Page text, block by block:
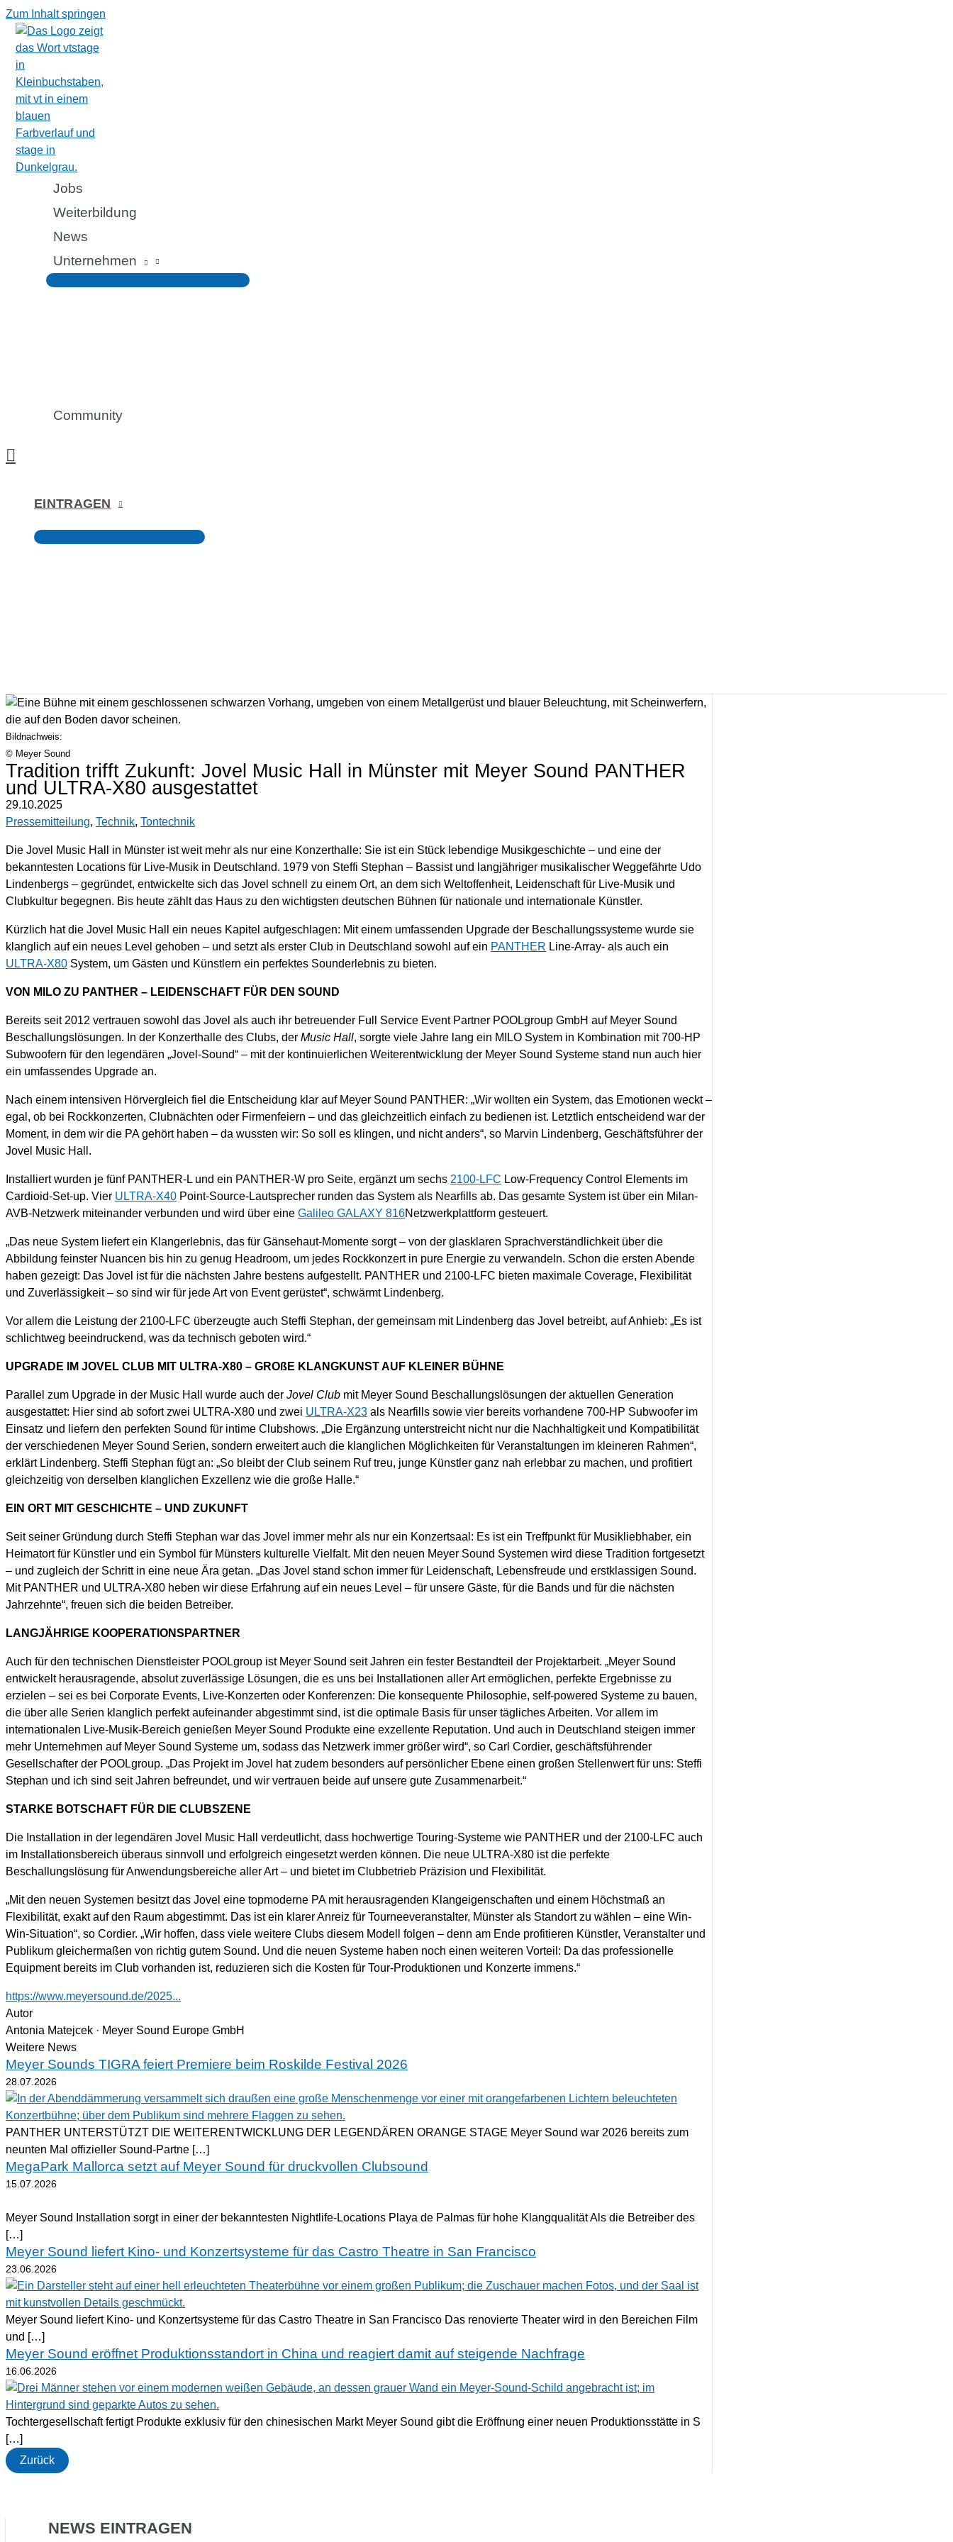
Zum Inhalt springen
Jobs
Weiterbildung
News
Unternehmen
Community
EINTRAGEN
Bildnachweis:
© Meyer Sound
Tradition trifft Zukunft: Jovel Music Hall in Münster mit Meyer Sound PANTHER
und ULTRA-X80 ausgestattet
29.10.2025
Pressemitteilung, Technik, Tontechnik
Die Jovel Music Hall in Münster ist weit mehr als nur eine Konzerthalle: Sie ist ein Stück lebendige Musikgeschichte – und eine der
bekanntesten Locations für Live-Musik in Deutschland. 1979 von Steffi Stephan – Bassist und langjähriger musikalischer Weggefährte Udo
Lindenbergs – gegründet, entwickelte sich das Jovel schnell zu einem Ort, an dem sich Weltoffenheit, Leidenschaft für Live-Musik und
Clubkultur begegnen. Bis heute zählt das Haus zu den wichtigsten deutschen Bühnen für nationale und internationale Künstler.
Kürzlich hat die Jovel Music Hall ein neues Kapitel aufgeschlagen: Mit einem umfassenden Upgrade der Beschallungssysteme wurde sie
klanglich auf ein neues Level gehoben – und setzt als erster Club in Deutschland sowohl auf ein PANTHER Line-Array- als auch ein
ULTRA-X80 System, um Gästen und Künstlern ein perfektes Sounderlebnis zu bieten.
VON MILO ZU PANTHER – LEIDENSCHAFT FÜR DEN SOUND
Bereits seit 2012 vertrauen sowohl das Jovel als auch ihr betreuender Full Service Event Partner POOLgroup GmbH auf Meyer Sound
Beschallungslösungen. In der Konzerthalle des Clubs, der Music Hall, sorgte viele Jahre lang ein MILO System in Kombination mit 700-HP
Subwoofern für den legendären „Jovel-Sound“ – mit der kontinuierlichen Weiterentwicklung der Meyer Sound Systeme stand nun auch hier
ein umfassendes Upgrade an.
Nach einem intensiven Hörvergleich fiel die Entscheidung klar auf Meyer Sound PANTHER: „Wir wollten ein System, das Emotionen weckt –
egal, ob bei Rockkonzerten, Clubnächten oder Firmenfeiern – und das gleichzeitlich einfach zu bedienen ist. Letztlich entscheidend war der
Moment, in dem wir die PA gehört haben – da wussten wir: So soll es klingen, und nicht anders“, so Marvin Lindenberg, Geschäftsführer der
Jovel Music Hall.
Installiert wurden je fünf PANTHER-L und ein PANTHER-W pro Seite, ergänzt um sechs 2100-LFC Low-Frequency Control Elements im
Cardioid-Set-up. Vier ULTRA-X40 Point-Source-Lautsprecher runden das System als Nearfills ab. Das gesamte System ist über ein Milan-
AVB-Netzwerk miteinander verbunden und wird über eine Galileo GALAXY 816Netzwerkplattform gesteuert.
„Das neue System liefert ein Klangerlebnis, das für Gänsehaut-Momente sorgt – von der glasklaren Sprachverständlichkeit über die
Abbildung feinster Nuancen bis hin zu genug Headroom, um jedes Rockkonzert in pure Energie zu verwandeln. Schon die ersten Abende
haben gezeigt: Das Jovel ist für die nächsten Jahre bestens aufgestellt. PANTHER und 2100-LFC bieten maximale Coverage, Flexibilität
und Zuverlässigkeit – so sind wir für jede Art von Event gerüstet“, schwärmt Lindenberg.
Vor allem die Leistung der 2100-LFC überzeugte auch Steffi Stephan, der gemeinsam mit Lindenberg das Jovel betreibt, auf Anhieb: „Es ist
schlichtweg beeindruckend, was da technisch geboten wird.“
UPGRADE IM JOVEL CLUB MIT ULTRA-X80 – GROßE KLANGKUNST AUF KLEINER BÜHNE
Parallel zum Upgrade in der Music Hall wurde auch der Jovel Club mit Meyer Sound Beschallungslösungen der aktuellen Generation
ausgestattet: Hier sind ab sofort zwei ULTRA-X80 und zwei ULTRA-X23 als Nearfills sowie vier bereits vorhandene 700-HP Subwoofer im
Einsatz und liefern den perfekten Sound für intime Clubshows. „Die Ergänzung unterstreicht nicht nur die Nachhaltigkeit und Kompatibilität
der verschiedenen Meyer Sound Serien, sondern erweitert auch die klanglichen Möglichkeiten für Veranstaltungen im kleineren Rahmen“,
erklärt Lindenberg. Steffi Stephan fügt an: „So bleibt der Club seinem Ruf treu, junge Künstler ganz nah erlebbar zu machen, und profitiert
gleichzeitig von derselben klanglichen Exzellenz wie die große Halle.“
EIN ORT MIT GESCHICHTE – UND ZUKUNFT
Seit seiner Gründung durch Steffi Stephan war das Jovel immer mehr als nur ein Konzertsaal: Es ist ein Treffpunkt für Musikliebhaber, ein
Heimatort für Künstler und ein Symbol für Münsters kulturelle Vielfalt. Mit den neuen Meyer Sound Systemen wird diese Tradition fortgesetzt
– und zugleich der Schritt in eine neue Ära getan. „Das Jovel stand schon immer für Leidenschaft, Lebensfreude und erstklassigen Sound.
Mit PANTHER und ULTRA-X80 heben wir diese Erfahrung auf ein neues Level – für unsere Gäste, für die Bands und für die nächsten
Jahrzehnte“, freuen sich die beiden Betreiber.
LANGJÄHRIGE KOOPERATIONSPARTNER
Auch für den technischen Dienstleister POOLgroup ist Meyer Sound seit Jahren ein fester Bestandteil der Projektarbeit. „Meyer Sound
entwickelt herausragende, absolut zuverlässige Lösungen, die es uns bei Installationen aller Art ermöglichen, perfekte Ergebnisse zu
erzielen – sei es bei Corporate Events, Live-Konzerten oder Konferenzen: Die konsequente Philosophie, self-powered Systeme zu bauen,
die über alle Serien klanglich perfekt aufeinander abgestimmt sind, ist die optimale Basis für unser tägliches Arbeiten. Vor allem im
internationalen Live-Musik-Bereich genießen Meyer Sound Produkte eine exzellente Reputation. Und auch in Deutschland steigen immer
mehr Unternehmen auf Meyer Sound Systeme um, sodass das Netzwerk immer größer wird“, so Carl Cordier, geschäftsführender
Gesellschafter der POOLgroup. „Das Projekt im Jovel hat zudem besonders auf persönlicher Ebene einen großen Stellenwert für uns: Steffi
Stephan und ich sind seit Jahren befreundet, und wir vertrauen beide auf unsere gute Zusammenarbeit.“
STARKE BOTSCHAFT FÜR DIE CLUBSZENE
Die Installation in der legendären Jovel Music Hall verdeutlicht, dass hochwertige Touring-Systeme wie PANTHER und der 2100-LFC auch
im Installationsbereich überaus sinnvoll und erfolgreich eingesetzt werden können. Die neue ULTRA-X80 ist die perfekte
Beschallungslösung für Anwendungsbereiche aller Art – und bietet im Clubbetrieb Präzision und Flexibilität.
„Mit den neuen Systemen besitzt das Jovel eine topmoderne PA mit herausragenden Klangeigenschaften und einem Höchstmaß an
Flexibilität, exakt auf den Raum abgestimmt. Das ist ein klarer Anreiz für Tourneeveranstalter, Münster als Standort zu wählen – eine Win-
Win-Situation“, so Cordier. „Wir hoffen, dass viele weitere Clubs diesem Modell folgen – denn am Ende profitieren Künstler, Veranstalter und
Publikum gleichermaßen von richtig gutem Sound. Und die neuen Systeme haben noch einen weiteren Vorteil: Da das professionelle
Equipment bereits im Club vorhanden ist, reduzieren sich die Kosten für Tour-Produktionen und Konzerte immens.“
https://www.meyersound.de/2025...
Autor
Antonia Matejcek · Meyer Sound Europe GmbH
Weitere News
Meyer Sounds TIGRA feiert Premiere beim Roskilde Festival 2026
28.07.2026
PANTHER UNTERSTÜTZT DIE WEITERENTWICKLUNG DER LEGENDÄREN ORANGE STAGE Meyer Sound war 2026 bereits zum
neunten Mal offizieller Sound-Partne […]
MegaPark Mallorca setzt auf Meyer Sound für druckvollen Clubsound
15.07.2026
Meyer Sound Installation sorgt in einer der bekanntesten Nightlife-Locations Playa de Palmas für hohe Klangqualität Als die Betreiber des
[…]
Meyer Sound liefert Kino- und Konzertsysteme für das Castro Theatre in San Francisco
23.06.2026
Meyer Sound liefert Kino- und Konzertsysteme für das Castro Theatre in San Francisco Das renovierte Theater wird in den Bereichen Film
und […]
Meyer Sound eröffnet Produktionsstandort in China und reagiert damit auf steigende Nachfrage
16.06.2026
Tochtergesellschaft fertigt Produkte exklusiv für den chinesischen Markt Meyer Sound gibt die Eröffnung einer neuen Produktionsstätte in S
[…]
Zurück
NEWS EINTRAGEN